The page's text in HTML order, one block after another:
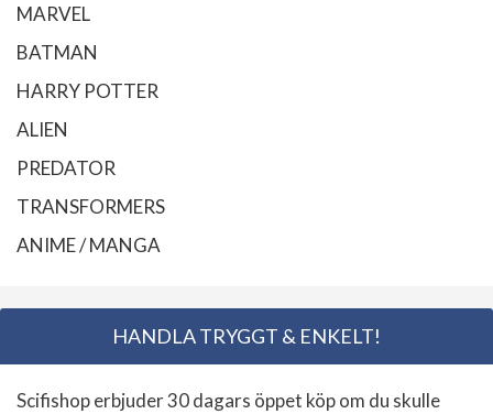
MARVEL
BATMAN
HARRY POTTER
ALIEN
PREDATOR
TRANSFORMERS
ANIME / MANGA
HANDLA TRYGGT & ENKELT!
Scifishop erbjuder 30 dagars öppet köp om du skulle